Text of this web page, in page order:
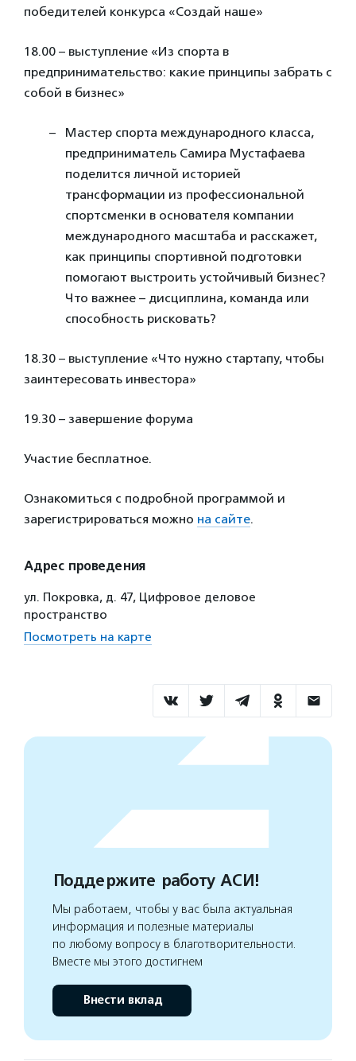
победителей конкурса «Создай наше»
18.00 – выступление «Из спорта в
предпринимательство: какие принципы забрать с
собой в бизнес»
Мастер спорта международного класса,
предприниматель Самира Мустафаева
поделится личной историей
трансформации из профессиональной
спортсменки в основателя компании
международного масштаба и расскажет,
как принципы спортивной подготовки
помогают выстроить устойчивый бизнес?
Что важнее – дисциплина, команда или
способность рисковать?
18.30 – выступление «Что нужно стартапу, чтобы
заинтересовать инвестора»
19.30 – завершение форума
Участие бесплатное.
Ознакомиться с подробной программой и
зарегистрироваться можно на сайте.
Адрес проведения
ул. Покровка, д. 47, Цифровое деловое
пространство
Посмотреть на карте
Поддержите работу АСИ!
Мы работаем, чтобы у вас была актуальная
информация и полезные материалы
по любому вопросу в благотворительности.
Вместе мы этого достигнем
Внести вклад